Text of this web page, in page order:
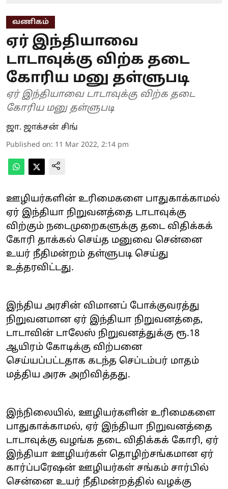
வணிகம்
ஏர் இந்தியாவை
டாடாவுக்கு விற்க தடை
கோரிய மனு தள்ளுபடி
ஏர் இந்தியாவை டாடாவுக்கு விற்க தடை
கோரிய மனு தள்ளுபடி
ஜா. ஜாக்சன் சிங்
Published on: 11 Mar 2022, 2:14 pm
ஊழியர்களின் உரிமைகளை பாதுகாக்காமல்
ஏர் இந்தியா நிறுவனத்தை டாடாவுக்கு
விற்கும் நடைமுறைகளுக்கு தடை விதிக்கக்
கோரி தாக்கல் செய்த மனுவை சென்னை
உயர் நீதிமன்றம் தள்ளுபடி செய்து
உத்தரவிட்டது.
இந்திய அரசின் விமானப் போக்குவரத்து
நிறுவனமான ஏர் இந்தியா நிறுவனத்தை,
டாடாவின் டாலேஸ் நிறுவனத்துக்கு ரூ.18
ஆயிரம் கோடிக்கு விற்பனை
செய்யப்பட்டதாக கடந்த செப்டம்பர் மாதம்
மத்திய அரசு அறிவித்தது.
இந்நிலையில், ஊழியர்களின் உரிமைகளை
பாதுகாக்காமல், ஏர் இந்தியா நிறுவனத்தை
டாடாவுக்கு வழங்க தடை விதிக்கக் கோரி, ஏர்
இந்தியா ஊழியர்கள் தொழிற்சங்கமான ஏர்
கார்ப்பரேஷன் ஊழியர்கள் சங்கம் சார்பில்
சென்னை உயர் நீதிமன்றத்தில் வழக்கு